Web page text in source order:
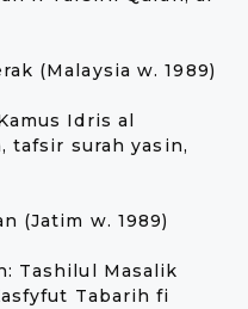
(Malaysia w. 1989)
Idris al
tafsir surah yasin,
(Jatim w. 1989)
Tashilul Masalik
Tabarih fi